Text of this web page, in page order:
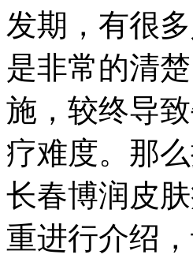
发期，有很
是非常的清
施，较终导
疗难度。那
长春博润皮
重进行介绍